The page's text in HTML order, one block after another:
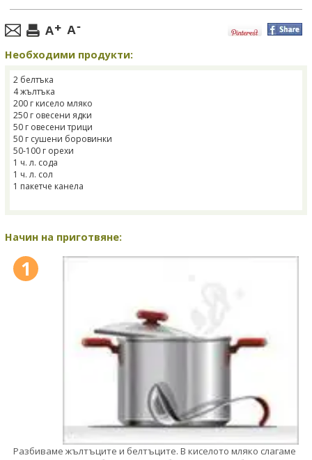
Необходими продукти:
2 белтъка
4 жълтъка
200 г кисело мляко
250 г овесени ядки
50 г овесени трици
50 г сушени боровинки
50-100 г орехи
1 ч. л. сода
1 ч. л. сол
1 пакетче канела
Начин на приготвяне:
1
Разбиваме жълтъците и белтъците. В киселото мляко слагаме